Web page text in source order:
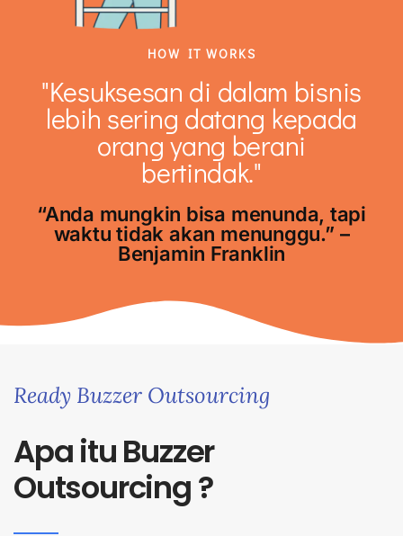
HOW IT WORKS
"Kesuksesan di dalam bisnis
lebih sering datang kepada
orang yang berani
bertindak."
“Anda mungkin bisa menunda, tapi
waktu tidak akan menunggu.” –
Benjamin Franklin
Ready Buzzer Outsourcing
Apa itu Buzzer
Outsourcing ?